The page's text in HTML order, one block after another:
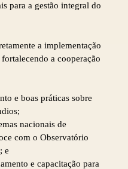
para a gestão integral do
a implementação
a cooperação
e boas práticas sobre
nacionais de
com o Observatório
e
e capacitação para